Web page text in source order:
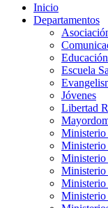
Inicio
Departamentos
Educación
Escuela
Jóvenes
Libertad
Ministerio
Ministerio
Ministerio
Ministerio
Ministerio